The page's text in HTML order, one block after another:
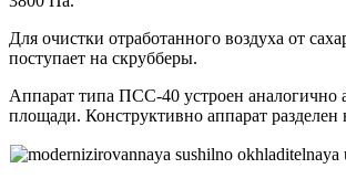
Для очистки отработанного воздуха от
поступает на скрубберы.
Аппарат типа ПСС-40 устроен аналогично
площади. Конструктивно аппарат